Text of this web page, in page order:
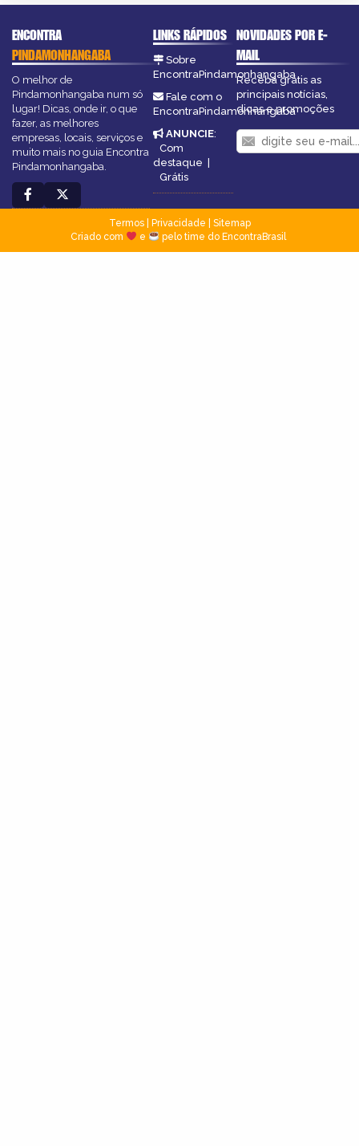
ENCONTRA
PINDAMONHANGABA
O melhor de
Pindamonhangaba num só
lugar! Dicas, onde ir, o que
fazer, as melhores
empresas, locais, serviços e
muito mais no guia Encontra
Pindamonhangaba.
LINKS RÁPIDOS
Sobre
EncontraPindamonhangaba
Fale com o
EncontraPindamonhangaba
ANUNCIE:
Com
destaque |
Grátis
NOVIDADES POR E-
MAIL
Receba grátis as
principais notícias,
dicas e promoções
Termos| Privacidade
Sitemap
Criado com
e pelo time do EncontraBrasil